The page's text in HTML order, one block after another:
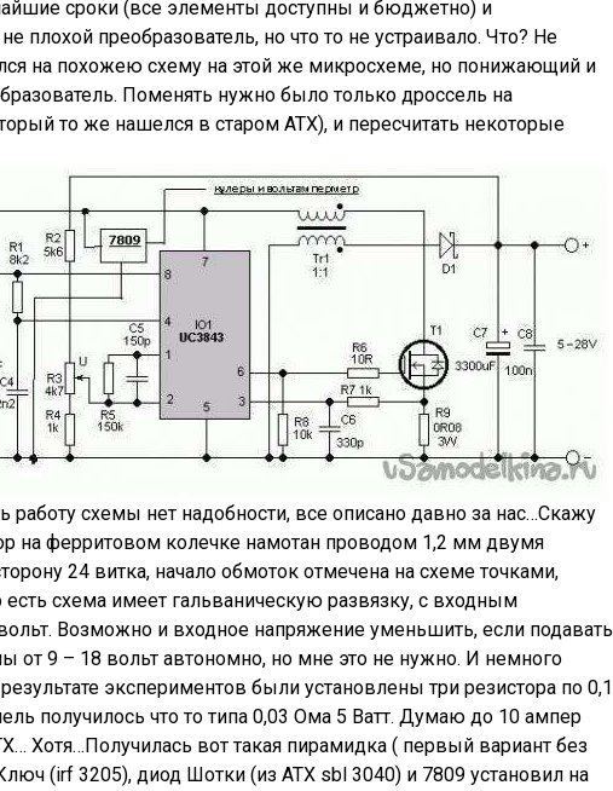
сроки (все элементы доступны и бюджетно) и
плохой преобразователь, но что то не устраивало. Что? Не
на похожею схему на этой же микросхеме, но понижающий и
Поменять нужно было только дроссель на
то же нашелся в старом АТХ), и пересчитать некоторые
схемы нет надобности, все описано давно за нас…Скажу
на ферритовом колечке намотан проводом 1,2 мм двумя
24 витка, начало обмоток отмечена на схеме точками,
схема имеет гальваническую развязку, с входным
Возможно и входное напряжение уменьшить, если подавать
от 9 – 18 вольт автономно, но мне это не нужно. И немного
экспериментов были установлены три резистора по 0,1
получилось что то типа 0,03 Ома 5 Ватт. Думаю до 10 ампер
Хотя…Получилась вот такая пирамидка ( первый вариант без
(irf 3205), диод Шотки (из АТХ sbl 3040) и 7809 установил на